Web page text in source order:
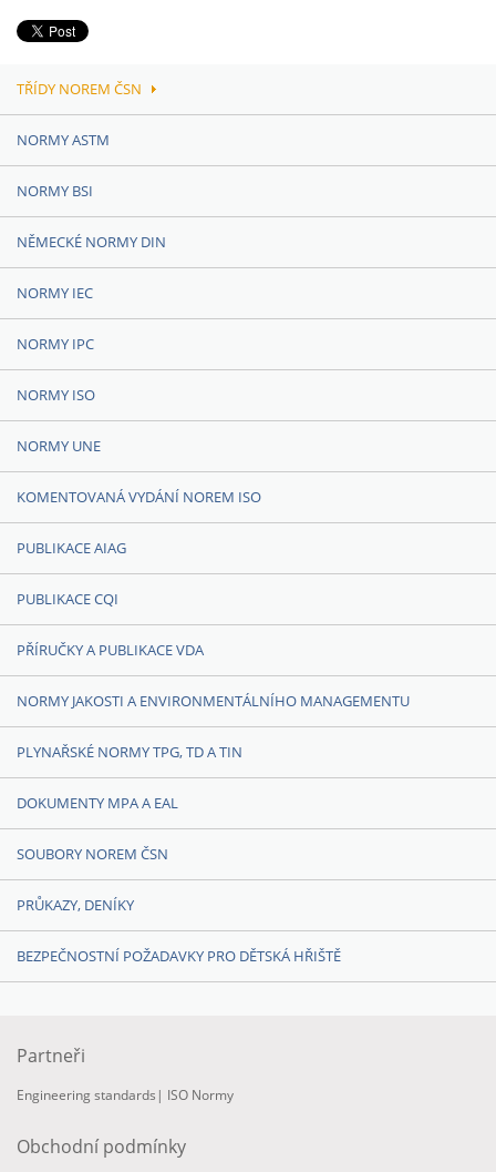
TŘÍDY NOREM ČSN
NORMY ASTM
NORMY BSI
NĚMECKÉ NORMY DIN
NORMY IEC
NORMY IPC
NORMY ISO
NORMY UNE
KOMENTOVANÁ VYDÁNÍ NOREM ISO
PUBLIKACE AIAG
PUBLIKACE CQI
PŘÍRUČKY A PUBLIKACE VDA
NORMY JAKOSTI A ENVIRONMENTÁLNÍHO MANAGEMENTU
PLYNAŘSKÉ NORMY TPG, TD A TIN
DOKUMENTY MPA A EAL
SOUBORY NOREM ČSN
PRŮKAZY, DENÍKY
BEZPEČNOSTNÍ POŽADAVKY PRO DĚTSKÁ HŘIŠTĚ
Partneři
Engineering standards | ISO Normy
Obchodní podmínky